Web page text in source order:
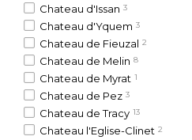
Chateau d'Issan 3
Chateau d'Yquem 3
Chateau de Fieuzal 2
Chateau de Melin 8
Chateau de Myrat 1
Chateau de Pez 3
Chateau de Tracy 13
Chateau l'Eglise-Clinet 2